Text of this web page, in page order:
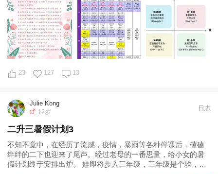
23 127 13
Julie Kong
12岁
日志
二升三暑假计划3
不知不觉中，在经历了流感，疫情，暴雨等各种停课后，磕磕
绊绊的二下也迎来了尾声。经过老母的一番思量，给小女的暑
假计划终于安排出炉。 娃即将步入三年级，三年级是个坎，也